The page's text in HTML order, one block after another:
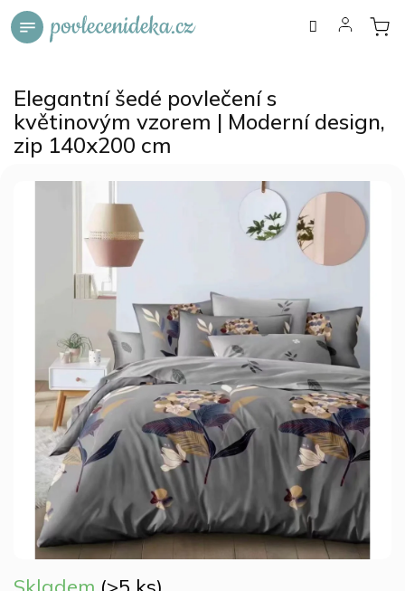
Přejít
na
Elegantní šedé povlečení s
květinovým vzorem | Moderní design,
zip 140x200 cm